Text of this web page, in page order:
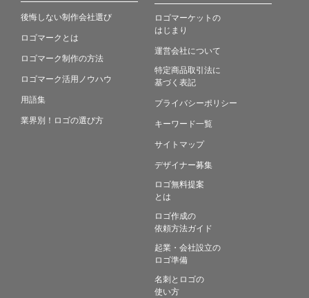
後悔しない制作会社選び
ロゴマークとは
ロゴマーク制作の方法
ロゴマーク活用ノウハウ
用語集
業界別！ロゴの選び方
ロゴマーケットの
はじまり
運営会社について
特定商品取引法に
基づく表記
プライバシーポリシー
キーワード一覧
サイトマップ
デザイナー募集
ロゴ無料提案
とは
ロゴ作成の
依頼方法ガイド
起業・会社設立の
ロゴ準備
名刺とロゴの
使い方